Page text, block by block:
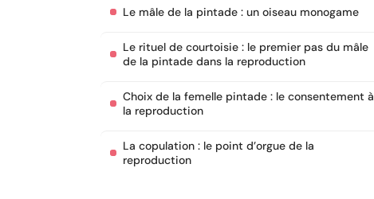
Le mâle de la pintade : un oiseau monogame
Le rituel de courtoisie : le premier pas du mâle
de la pintade dans la reproduction
Choix de la femelle pintade : le consentement à
la reproduction
La copulation : le point d’orgue de la
reproduction